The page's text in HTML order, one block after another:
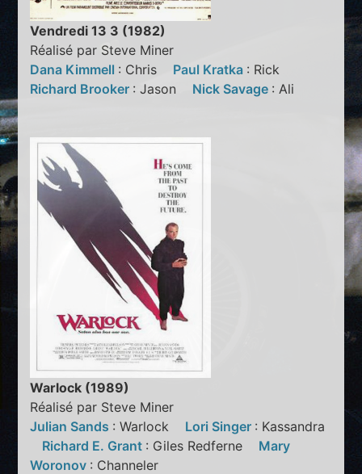
Vendredi 13 3 (1982)
Réalisé par Steve Miner
Dana Kimmell : Chris Paul Kratka : Rick
Richard Brooker : Jason Nick Savage : Ali
Warlock (1989)
Réalisé par Steve Miner
Julian Sands : Warlock Lori Singer : Kassandra
Richard E. Grant : Giles Redferne Mary
Woronov : Channeler